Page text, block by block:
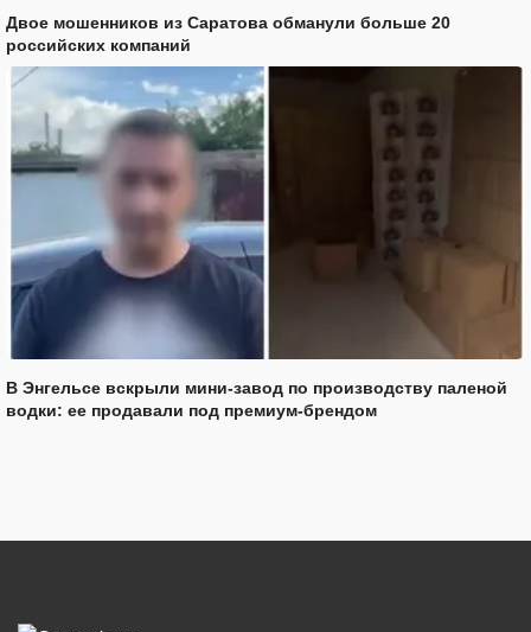
Двое мошенников из Саратова обманули больше 20
российских компаний
В Энгельсе вскрыли мини-завод по производству паленой
водки: ее продавали под премиум-брендом